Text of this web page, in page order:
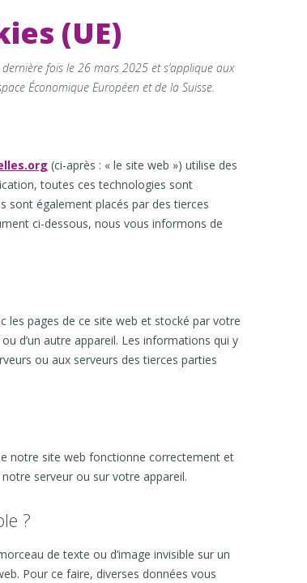
(UE)
fois le 26 mars 2025 et s’applique aux
Économique Européen et de la Suisse.
(ci-après : « le site web ») utilise des
toutes ces technologies sont
sont également placés par des tierces
ci-dessous, nous vous informons de
les pages de ce site web et stocké par votre
d’un autre appareil. Les informations qui y
ou aux serveurs des tierces parties
notre site web fonctionne correctement et
serveur ou sur votre appareil.
?
de texte ou d’image invisible sur un
Pour ce faire, diverses données vous